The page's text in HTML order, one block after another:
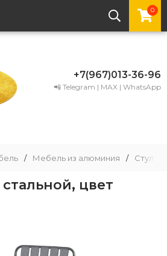
0
+7(967)013-36-96
📲 Telegram | MAX | WhatsApp
/ Мебель из алюминия / Стул
цвет